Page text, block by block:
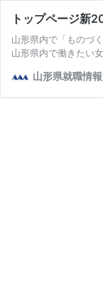
トップページ新
山形県内で「ものづ
山形県内で働きたい
山形県就職情